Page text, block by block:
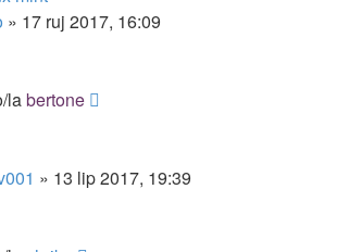
» 17 ruj 2017, 16:09
labertone
» 13 lip 2017, 19:39